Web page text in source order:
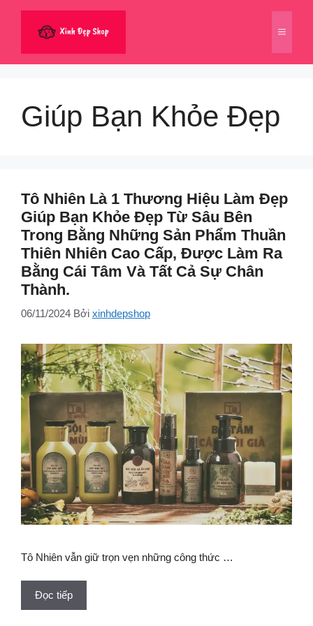
dung
Menu
Giúp Bạn Khỏe Đẹp
Tô Nhiên Là 1 Thương Hiệu Làm Đẹp
Giúp Bạn Khỏe Đẹp Từ Sâu Bên
Trong Bằng Những Sản Phẩm Thuần
Thiên Nhiên Cao Cấp, Được Làm Ra
Bằng Cái Tâm Và Tất Cả Sự Chân
Thành.
06/11/2024 Bởi xinhdepshop
Tô Nhiên vẫn giữ trọn vẹn những công thức …
Đọc tiếp